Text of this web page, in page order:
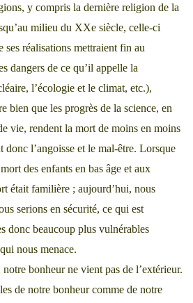
y compris la dernière religion de la
milieu du XXe siècle, celle-ci
ses réalisations mettraient fin au
dangers de ce qu’il appelle la
l’écologie et le climat, etc.),
bien que les progrès de la science, en
vie, rendent la mort de moins en moins
donc l’angoisse et le mal-être. Lorsque
des enfants en bas âge et aux
était familière ; aujourd’hui, nous
serions en sécurité, ce qui est
donc beaucoup plus vulnérables
nous menace.
bonheur ne vient pas de l’extérieur.
de notre bonheur comme de notre